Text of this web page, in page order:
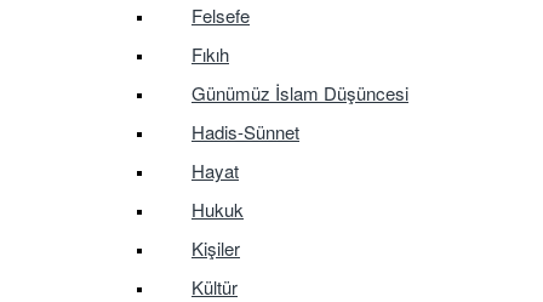
Felsefe
Fıkıh
Günümüz İslam Düşüncesi
Hadis-Sünnet
Hayat
Hukuk
Kişiler
Kültür